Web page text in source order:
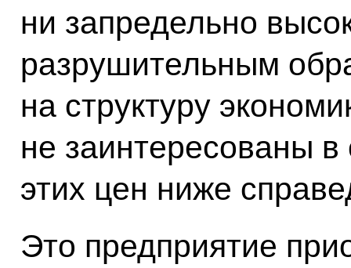
ни запредельно
разрушительным
на структуру
не заинтересованы
этих цен ниже
Это предприятие